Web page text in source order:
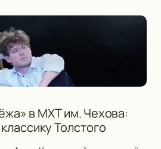
в МХТ им. Чехова:
Толстого